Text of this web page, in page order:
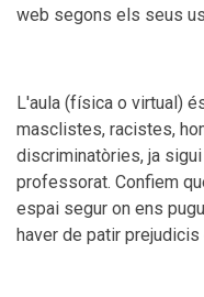
web segons els seus
L'aula (física o virtual)
masclistes, racistes,
discriminatòries, ja
professorat. Confiem
espai segur on ens
haver de patir prejudicis